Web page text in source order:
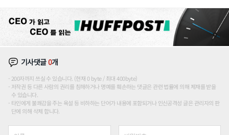
기사댓글0개
200자까지 쓰실 수 있습니다. (현재 0 byte / 최대 400byte)
저작권 등 다른 사람의 권리를 침해하거나 명예를 훼손하는 댓글은 관련 법률에 의해 제재를 받을
수 있습니다.
타인에게 불쾌감을 주는 욕설 등 비하하는 단어가 내용에 포함되거나 인신공격성 글은 관리자의 판
단에 의해 삭제 합니다.